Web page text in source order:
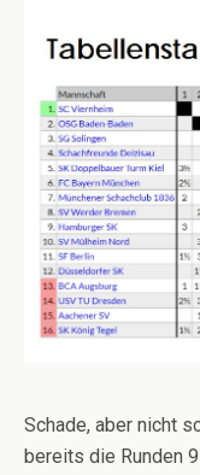
Schade, aber nicht
bereits die Runden